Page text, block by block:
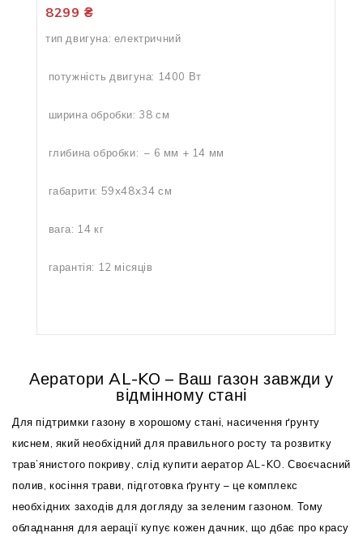
8299 ₴
тип двигуна: електричний
потужність двигуна: 1400 Вт
ширина обробки: 38 см
глибина обробки: – 6 мм + 14 мм
габарити: 59x48x34 см
вага: 14 кг
гарантія: 12 місяців
Аератори AL-KO – Ваш газон завжди у
відмінному стані
Для підтримки газону в хорошому стані, насичення ґрунту
киснем, який необхідний для правильного росту та розвитку
трав’янистого покриву, слід купити аератор AL-KO. Своєчасний
полив, косіння трави, підготовка ґрунту – це комплекс
необхідних заходів для догляду за зеленим газоном. Тому
обладнання для аерації купує кожен дачник, що дбає про красу